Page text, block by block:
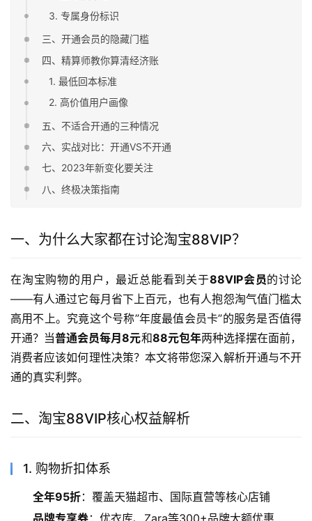
3. 专属身份标识
三、开通会员的隐藏门槛
四、精算师教你算清经济账
1. 最低回本标准
2. 高价值用户画像
五、不适合开通的三种情况
六、实战对比：开通VS不开通
七、2023年新变化要关注
八、终极决策指南
一、为什么大家都在讨论淘宝88VIP？
在淘宝购物的用户，最近总能看到关于88VIP会员的讨论
——有人通过它每月省下上百元，也有人抱怨淘气值门槛太
高用不上。究竟这个号称”年度最值会员卡”的服务是否值得
开通？当普通会员每月8元和88元包年两种选择摆在面前，
消费者应该如何理性决策？本文将带您深入解析开通与不开
通的真实利弊。
二、淘宝88VIP核心权益解析
1. 购物折扣体系
全年95折：覆盖天猫超市、国际直营等核心店铺
品牌专享券：优衣库、Zara等300+品牌大额优惠